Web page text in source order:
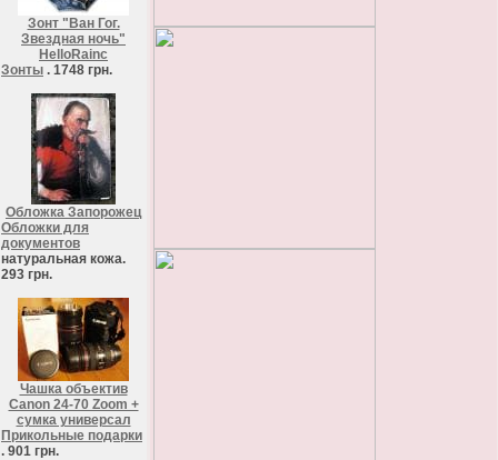
Зонт "Ван Гог.
Звездная ночь"
HelloRainc
Зонты . 1748 грн.
Обложка Запорожец
Обложки для
документов
натуральная кожа.
293 грн.
Чашка объектив
Canon 24-70 Zoom +
сумка универсал
Прикольные подарки
. 901 грн.